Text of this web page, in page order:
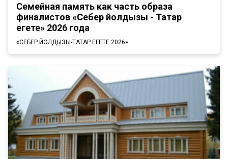
Семейная память как часть образа
финалистов «Себер йолдызы - Татар
егете» 2026 года
«СЕБЕР ЙОЛДЫЗЫ-ТАТАР ЕГЕТЕ 2026»